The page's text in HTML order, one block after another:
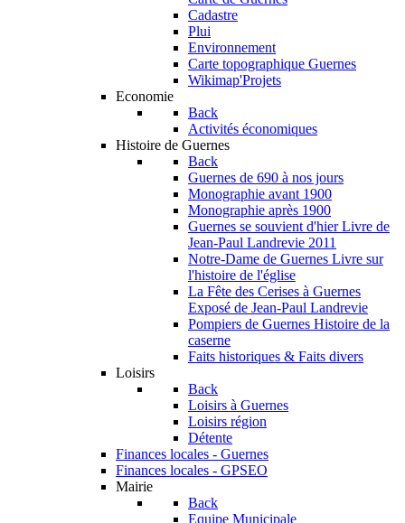
Cadastre
Plui
Environnement
Carte topographique Guernes
Wikimap'Projets
Economie
Back
Activités économiques
Histoire de Guernes
Back
Guernes de 690 à nos jours
Monographie avant 1900
Monographie après 1900
Guernes se souvient d'hier Livre de
Jean-Paul Landrevie 2011
Notre-Dame de Guernes Livre sur
l'histoire de l'église
La Fête des Cerises à Guernes
Exposé de Jean-Paul Landrevie
Pompiers de Guernes Histoire de la
caserne
Faits historiques & Faits divers
Loisirs
Back
Loisirs à Guernes
Loisirs région
Détente
Finances locales - Guernes
Finances locales - GPSEO
Mairie
Back
Equipe Municipale